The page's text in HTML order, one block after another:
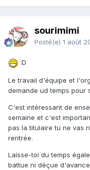
sourimimi
Posté(e) 1 août
:D
Le travail d'équipe et
demande ud temps pour
C'est intéressant de
semaine et c'est
pas la titulaire tu ne vas
rentrée.
Laisse-toi du temps
battue ni déçue